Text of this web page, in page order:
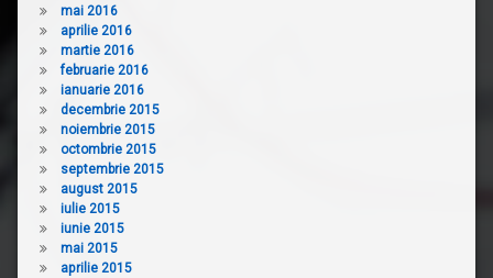
mai 2016
aprilie 2016
martie 2016
februarie 2016
ianuarie 2016
decembrie 2015
noiembrie 2015
octombrie 2015
septembrie 2015
august 2015
iulie 2015
iunie 2015
mai 2015
aprilie 2015